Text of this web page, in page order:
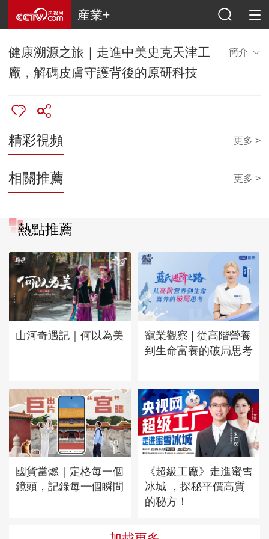
産業+
健康溯源之旅｜走進中美史克天津工
廠，解碼皮膚守護背後的原研科技
簡介
精彩視頻 更多 >
相關推薦 更多 >
熱點推薦
山河奇遇記｜何以為美
寵業觀察 | 從高階營養
到生命富養的破局思考
國貨當燃｜定格每一個
鏡頭，記錄每一個瞬間
《超級工廠》走進蜜雪
冰城 ，探秘平價高質
的秘方！